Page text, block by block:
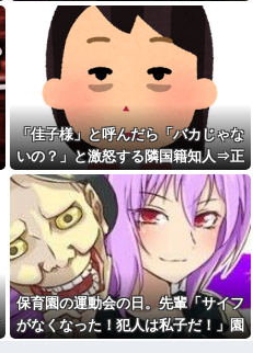
をドラマ化？脚本に糞アレンジ
加えなきゃ」←これ
【恐怖】もとカノがドア越し
に『これ』してきた理由ｗｗｗ
結婚をするため、嫁親と俺親
と会食をした。その時嫁親が
「一人っ子ですか？三人家族で
すか？」と何度も聞く「そうで
すよー、前は祖母がいたんで四
人家族でしたが」と答
【オカルト】「頭は正常だけ
ど、これだけはガチで信じて
る」って現象ある？
義母「服装が失礼よ」私「お
互い様ですよね〜」今までイビ
られ続けてきた私が義姉の披露
宴で大暴れｗｗ義親族に「ひっ
ぱたきますよ」と釘を刺したっ
たｗｗｗ
い！」→暴言を浴びせられた直後、
周囲が動き出して…
「佳子様」と呼んだら「バカじゃな
いの？」と激怒する隣国籍知人⇒正
論で返したら大炎上w
保育園の運動会の日。先輩「サイフ
がなくなった！犯人は私子だ！」園